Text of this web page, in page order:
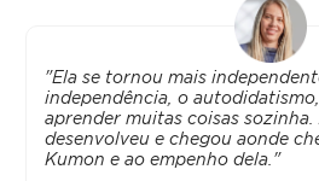
"Ela se tornou mais
independência, o
aprender muitas coisas sozinha.
desenvolveu e chegou aonde
Kumon e ao empenho dela."